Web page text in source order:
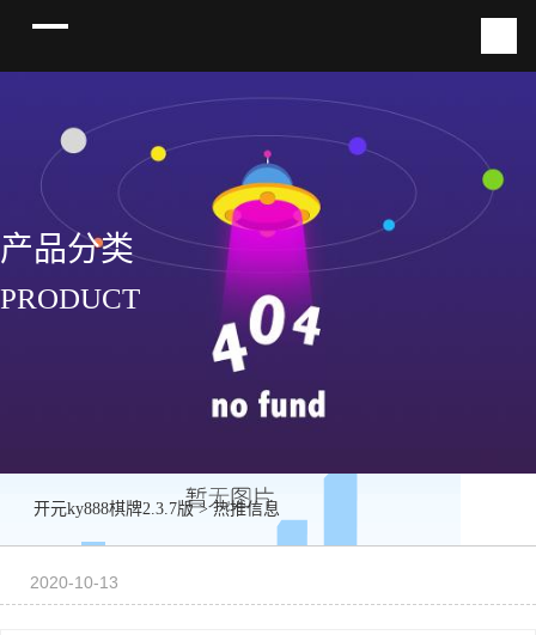
产品分类
PRODUCT
开元ky888棋牌2.3.7版>热推信息
2020-10-13